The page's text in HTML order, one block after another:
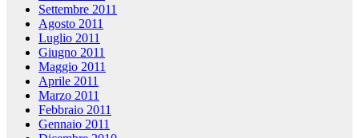
Settembre 2011
Agosto 2011
Luglio 2011
Giugno 2011
Maggio 2011
Aprile 2011
Marzo 2011
Febbraio 2011
Gennaio 2011